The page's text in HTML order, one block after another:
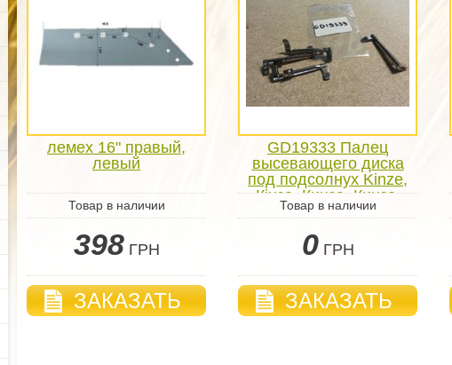
лемех 16" правый,
левый
Товар в наличии
398 ГРН
ЗАКАЗАТЬ
GD19333 Палец
высевающего диска
под подсолнух Kinze,
Кінзе, Кинзе, Кинза,
Kinza, Кінза
Товар в наличии
0 ГРН
ЗАКАЗАТЬ